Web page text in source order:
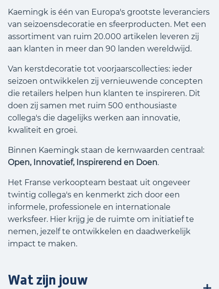
Kaemingk is één van Europa's grootste leveranciers
van seizoensdecoratie en sfeerproducten. Met een
assortiment van ruim 20.000 artikelen leveren zij
aan klanten in meer dan 90 landen wereldwijd.
Van kerstdecoratie tot voorjaarscollecties: ieder
seizoen ontwikkelen zij vernieuwende concepten
die retailers helpen hun klanten te inspireren. Dit
doen zij samen met ruim 500 enthousiaste
collega's die dagelijks werken aan innovatie,
kwaliteit en groei.
Binnen Kaemingk staan de kernwaarden centraal:
Open, Innovatief, Inspirerend en Doen.
Het Franse verkoopteam bestaat uit ongeveer
twintig collega's en kenmerkt zich door een
informele, professionele en internationale
werksfeer. Hier krijg je de ruimte om initiatief te
nemen, jezelf te ontwikkelen en daadwerkelijk
impact te maken.
Wat zijn jouw